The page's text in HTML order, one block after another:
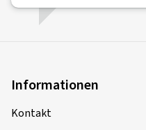
Informationen
Kontakt